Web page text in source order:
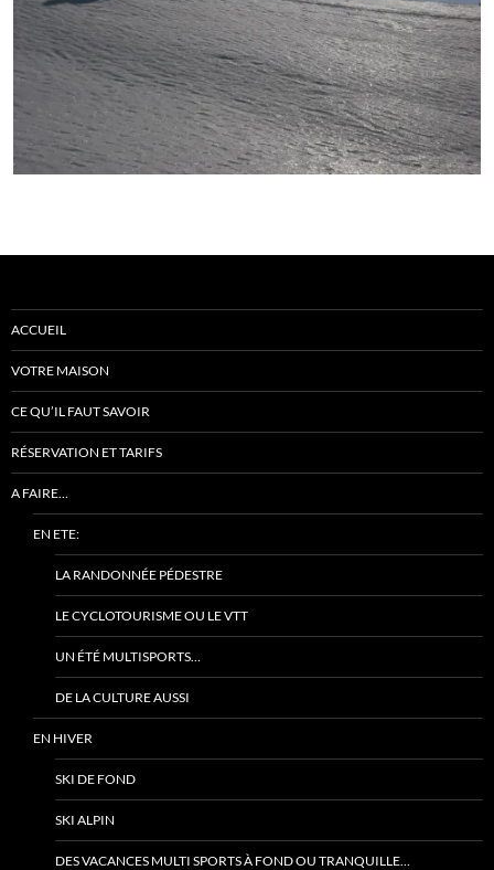
ACCUEIL
VOTRE MAISON
CE QU’IL FAUT SAVOIR
RÉSERVATION ET TARIFS
A FAIRE…
EN ETE:
LA RANDONNÉE PÉDESTRE
LE CYCLOTOURISME OU LE VTT
UN ÉTÉ MULTISPORTS…
DE LA CULTURE AUSSI
EN HIVER
SKI DE FOND
SKI ALPIN
DES VACANCES MULTI SPORTS À FOND OU TRANQUILLE…